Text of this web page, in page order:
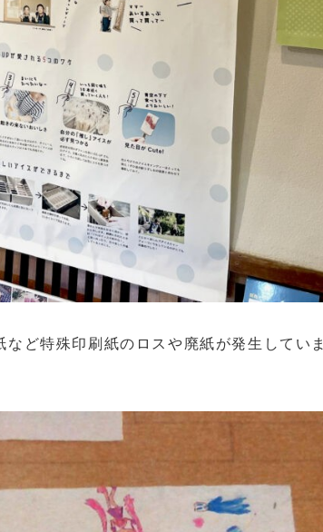
ど特殊印刷紙のロスや廃紙が発生していま